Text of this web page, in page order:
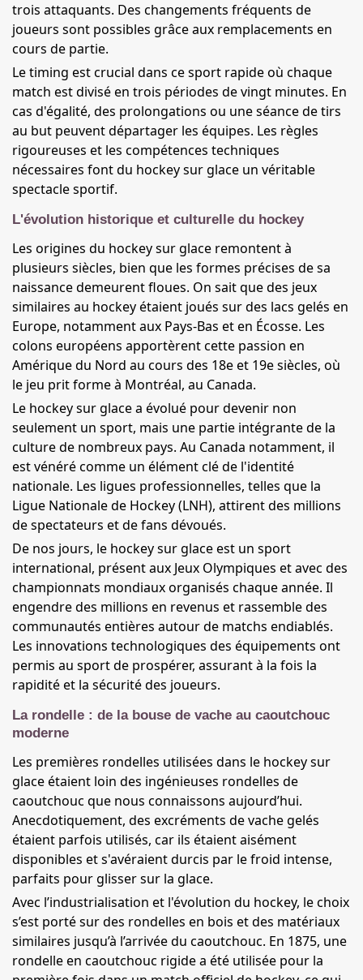
trois attaquants. Des changements fréquents de
joueurs sont possibles grâce aux remplacements en
cours de partie.
Le timing est crucial dans ce sport rapide où chaque
match est divisé en trois périodes de vingt minutes. En
cas d'égalité, des prolongations ou une séance de tirs
au but peuvent départager les équipes. Les règles
rigoureuses et les compétences techniques
nécessaires font du hockey sur glace un véritable
spectacle sportif.
L'évolution historique et culturelle du hockey
Les origines du hockey sur glace remontent à
plusieurs siècles, bien que les formes précises de sa
naissance demeurent floues. On sait que des jeux
similaires au hockey étaient joués sur des lacs gelés en
Europe, notamment aux Pays-Bas et en Écosse. Les
colons européens apportèrent cette passion en
Amérique du Nord au cours des 18e et 19e siècles, où
le jeu prit forme à Montréal, au Canada.
Le hockey sur glace a évolué pour devenir non
seulement un sport, mais une partie intégrante de la
culture de nombreux pays. Au Canada notamment, il
est vénéré comme un élément clé de l'identité
nationale. Les ligues professionnelles, telles que la
Ligue Nationale de Hockey (LNH), attirent des millions
de spectateurs et de fans dévoués.
De nos jours, le hockey sur glace est un sport
international, présent aux Jeux Olympiques et avec des
championnats mondiaux organisés chaque année. Il
engendre des millions en revenus et rassemble des
communautés entières autour de matchs endiablés.
Les innovations technologiques des équipements ont
permis au sport de prospérer, assurant à la fois la
rapidité et la sécurité des joueurs.
La rondelle : de la bouse de vache au caoutchouc
moderne
Les premières rondelles utilisées dans le hockey sur
glace étaient loin des ingénieuses rondelles de
caoutchouc que nous connaissons aujourd’hui.
Anecdotiquement, des excréments de vache gelés
étaient parfois utilisés, car ils étaient aisément
disponibles et s'avéraient durcis par le froid intense,
parfaits pour glisser sur la glace.
Avec l’industrialisation et l'évolution du hockey, le choix
s’est porté sur des rondelles en bois et des matériaux
similaires jusqu’à l’arrivée du caoutchouc. En 1875, une
rondelle en caoutchouc rigide a été utilisée pour la